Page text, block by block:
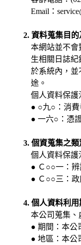
Email：
2. 資料蒐集目
本網站並不會
生相關日誌
於系統內，並
途。
個人資料保護
● ○九○：消費
● 一六○：憑
3. 個資蒐集之類
個人資料保護
● Ｃ○○一：辨
● Ｃ○○三：政
4. 個人資料利
本公司蒐集、
● 期間：本公
● 地區：本公